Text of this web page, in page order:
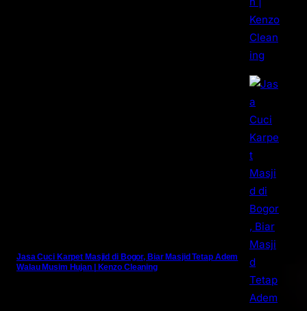
Jasa Cuci Karpet Masjid di Bogor, Biar Masjid Tetap Adem
Walau Musim Hujan | Kenzo Cleaning